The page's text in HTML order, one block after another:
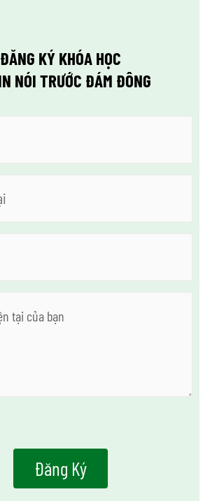
ĐĂNG KÝ KHÓA HỌC
NÓI TRƯỚC ĐÁM ĐÔNG